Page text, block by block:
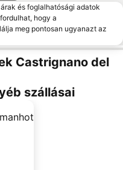
és foglalhatósági adatok
hogy a
meg pontosan ugyanazt az
Castrignano del
szállásai